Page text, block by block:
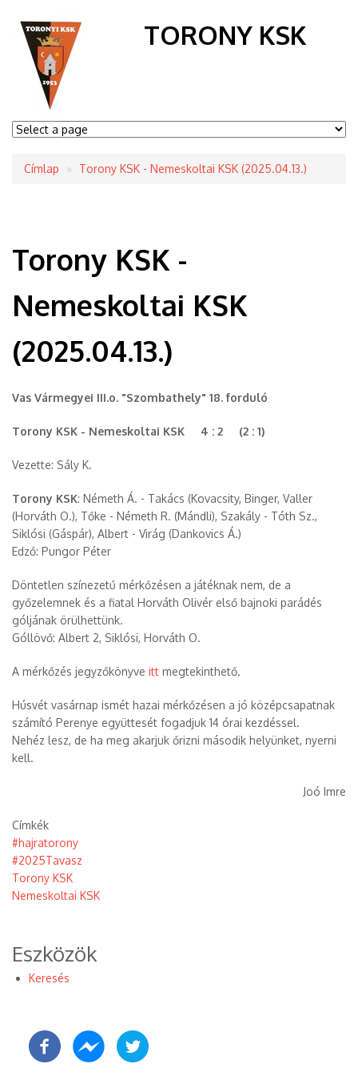
TORONY KSK
Morzsa
Címlap Torony KSK - Nemeskoltai KSK (2025.04.13.)
Torony KSK -
Nemeskoltai KSK
(2025.04.13.)
Vas Vármegyei III.o. "Szombathely" 18. forduló
Torony KSK - Nemeskoltai KSK 4 : 2 (2 : 1)
Vezette: Sály K.
Torony KSK: Németh Á. - Takács (Kovacsity, Binger, Valler
(Horváth O.), Tőke - Németh R. (Mándli), Szakály - Tóth Sz.,
Siklósi (Gáspár), Albert - Virág (Dankovics Á.)
Edző: Pungor Péter
Döntetlen színezetű mérkőzésen a játéknak nem, de a
győzelemnek és a fiatal Horváth Olivér első bajnoki parádés
góljának örülhettünk.
Góllövő: Albert 2, Siklósi, Horváth O.
A mérkőzés jegyzőkönyve itt megtekinthető.
Húsvét vasárnap ismét hazai mérkőzésen a jó középcsapatnak
számító Perenye együttesét fogadjuk 14 órai kezdéssel.
Nehéz lesz, de ha meg akarjuk őrizni második helyünket, nyerni
kell.
Joó Imre
Címkék
#hajratorony
#2025Tavasz
Torony KSK
Nemeskoltai KSK
Eszközök
Keresés